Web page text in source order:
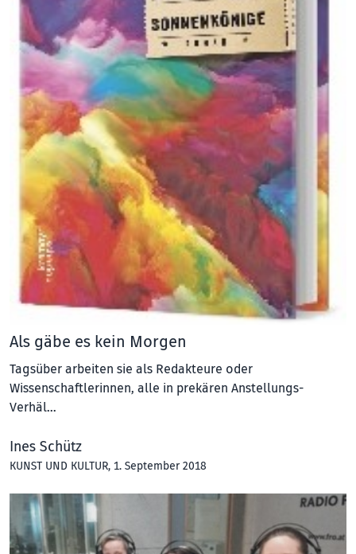
Als gäbe es kein Morgen
Tagsüber arbeiten sie als Redakteure oder
Wissenschaftlerinnen, alle in prekären Anstellungs-
Verhäl…
Ines Schütz
KUNST UND KULTUR, 1. September 2018